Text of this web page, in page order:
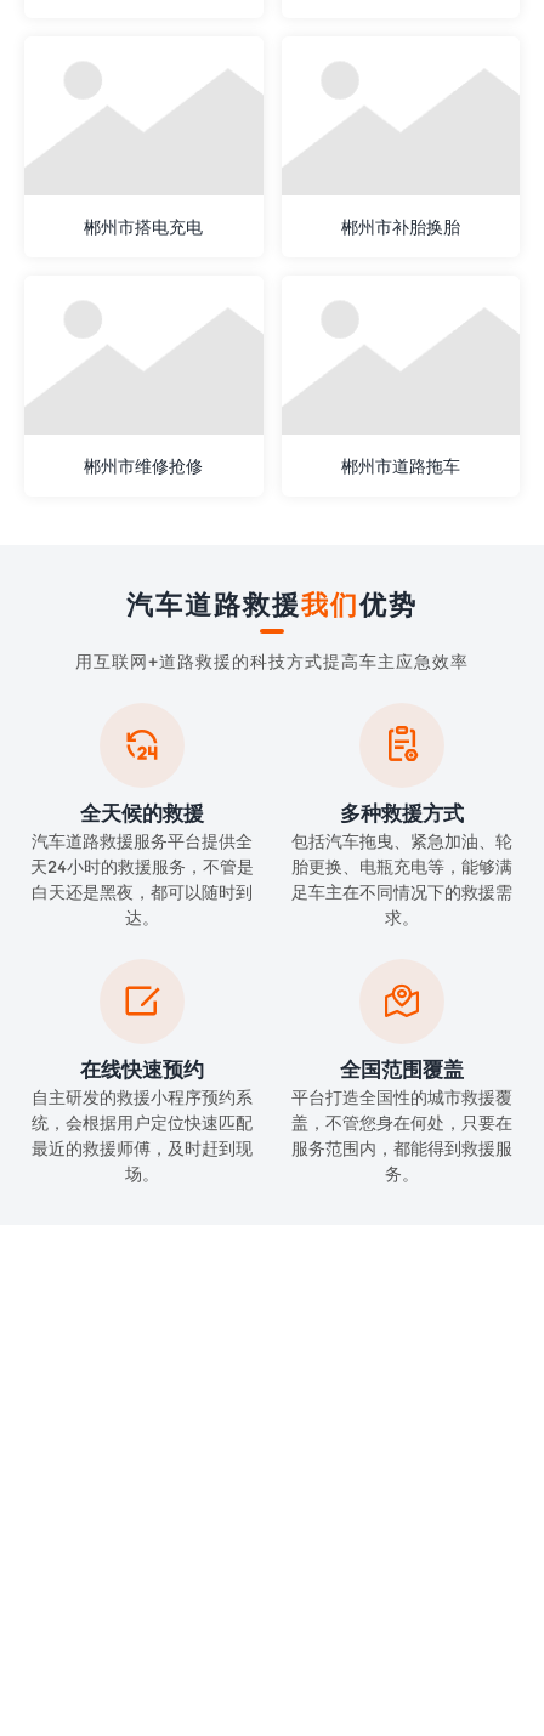
郴州市搭电充电 郴州市补胎换胎
郴州市维修抢修 郴州市道路拖车
汽车道路救援我们优势
用互联网+道路救援的科技方式提高车主应急效率

全天候的救援
汽车道路救援服务平台提供全
天24小时的救援服务，不管是
白天还是黑夜，都可以随时到
达。

多种救援方式
包括汽车拖曳、紧急加油、轮
胎更换、电瓶充电等，能够满
足车主在不同情况下的救援需
求。

在线快速预约
自主研发的救援小程序预约系
统，会根据用户定位快速匹配
最近的救援师傅，及时赶到现
场。

全国范围覆盖
平台打造全国性的城市救援覆
盖，不管您身在何处，只要在
服务范围内，都能得到救援服
务。